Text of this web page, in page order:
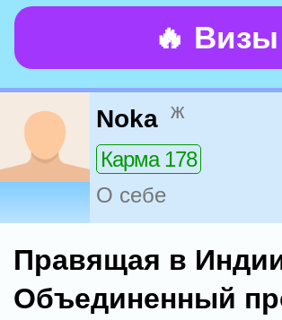
🔥
Noka ж
Карма 178
О себе
Правящая в
Объединенный